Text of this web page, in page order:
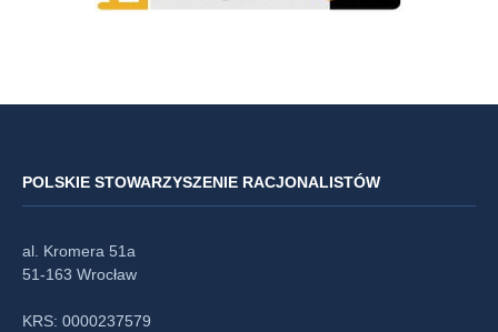
POLSKIE STOWARZYSZENIE RACJONALISTÓW
al. Kromera 51a
51-163 Wrocław
KRS: 0000237579